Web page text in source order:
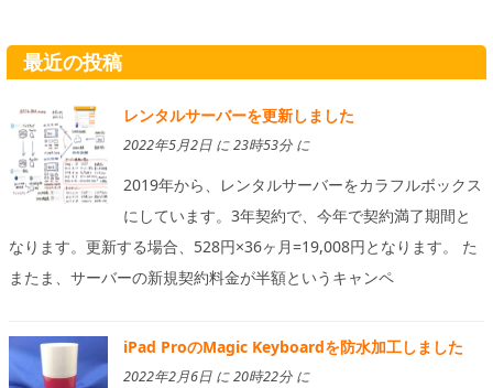
最近の投稿
レンタルサーバーを更新しました
2022年5月2日 に 23時53分 に
2019年から、レンタルサーバーをカラフルボックス
にしています。3年契約で、今年で契約満了期間と
なります。更新する場合、528円×36ヶ月=19,008円となります。 た
またま、サーバーの新規契約料金が半額というキャンペ
iPad ProのMagic Keyboardを防水加工しました
2022年2月6日 に 20時22分 に